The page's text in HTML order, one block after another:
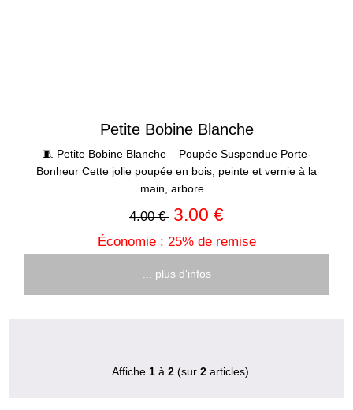
Petite Bobine Blanche
🧵 Petite Bobine Blanche – Poupée Suspendue Porte-
Bonheur Cette jolie poupée en bois, peinte et vernie à la
main, arbore...
4.00 € 3.00 €
Économie : 25% de remise
... plus d'infos
Affiche 1 à 2 (sur 2 articles)